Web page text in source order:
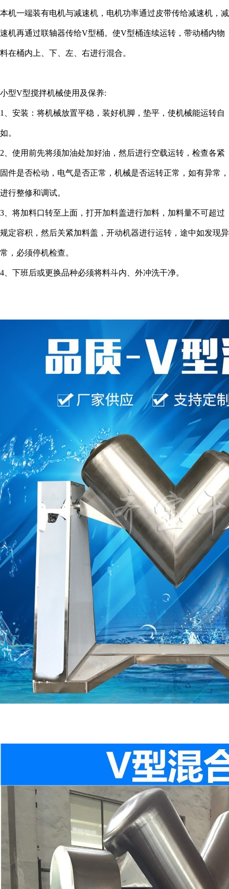
本机一端装有电机与减速机，电机功率通过皮带传给减速机，减
速机再通过联轴器传给V型桶。使V型桶连续运转，带动桶内物
料在桶内上、下、左、右进行混合。
小型V型搅拌机械使用及保养:
1、安装：将机械放置平稳，装好机脚，垫平，使机械能运转自
如。
2、使用前先将须加油处加好油，然后进行空载运转，检查各紧
固件是否松动，电气是否正常，机械是否运转正常，如有异常，
进行整修和调试。
3、将加料口转至上面，打开加料盖进行加料，加料量不可超过
规定容积，然后关紧加料盖，开动机器进行运转，途中如发现异
常，必须停机检查。
4、下班后或更换品种必须将料斗内、外冲洗干净。